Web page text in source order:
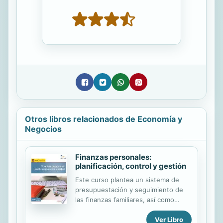
Otros libros relacionados de Economía y
Negocios
Finanzas personales:
planificación, control y gestión
Este curso plantea un sistema de
presupuestación y seguimiento de
las finanzas familiares, así como
alternativas para el ahorro en función
de las expectativas del inversor. El
Ver Libro